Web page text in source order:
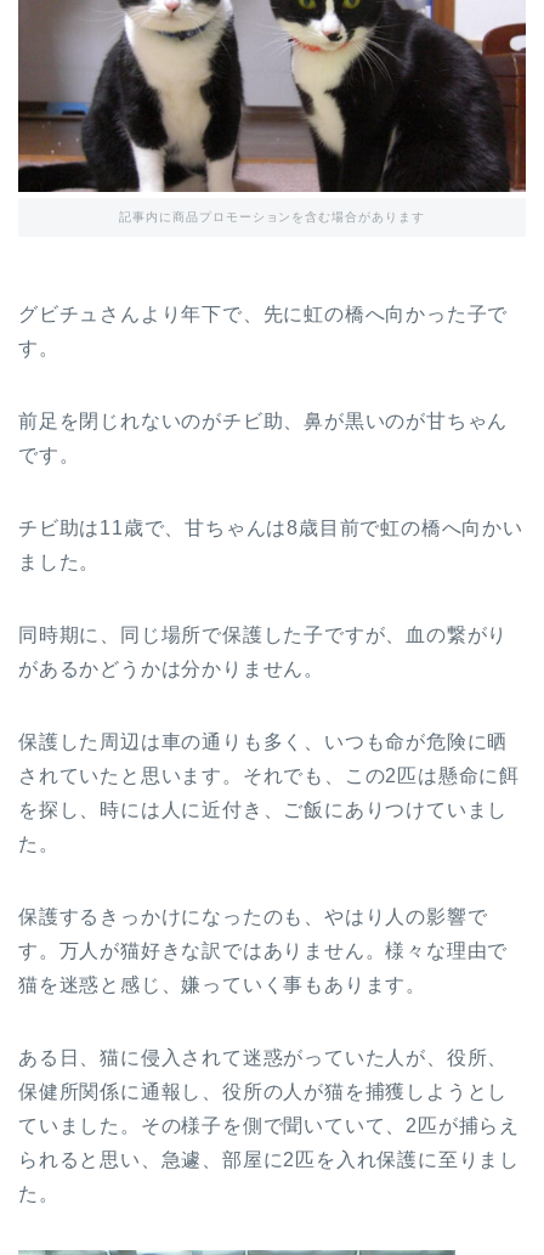
記事内に商品プロモーションを含む場合があります
グビチュさんより年下で、先に虹の橋へ向かった子で
す。
前足を閉じれないのがチビ助、鼻が黒いのが甘ちゃん
です。
チビ助は11歳で、甘ちゃんは8歳目前で虹の橋へ向かい
ました。
同時期に、同じ場所で保護した子ですが、血の繋がり
があるかどうかは分かりません。
保護した周辺は車の通りも多く、いつも命が危険に晒
されていたと思います。それでも、この2匹は懸命に餌
を探し、時には人に近付き、ご飯にありつけていまし
た。
保護するきっかけになったのも、やはり人の影響で
す。万人が猫好きな訳ではありません。様々な理由で
猫を迷惑と感じ、嫌っていく事もあります。
ある日、猫に侵入されて迷惑がっていた人が、役所、
保健所関係に通報し、役所の人が猫を捕獲しようとし
ていました。その様子を側で聞いていて、2匹が捕らえ
られると思い、急遽、部屋に2匹を入れ保護に至りまし
た。